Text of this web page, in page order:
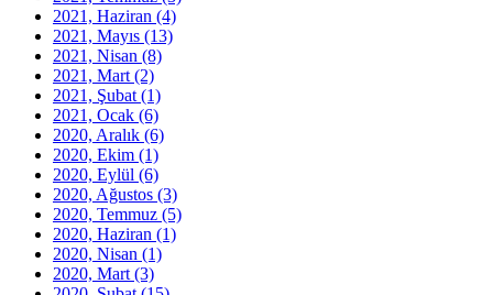
2021, Haziran (4)
2021, Mayıs (13)
2021, Nisan (8)
2021, Mart (2)
2021, Şubat (1)
2021, Ocak (6)
2020, Aralık (6)
2020, Ekim (1)
2020, Eylül (6)
2020, Ağustos (3)
2020, Temmuz (5)
2020, Haziran (1)
2020, Nisan (1)
2020, Mart (3)